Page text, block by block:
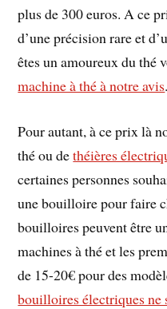
plus de 300 euros. A ce
d’une précision rare et
êtes un amoureux du thé
machine à thé à notre avis.
Pour autant, à ce prix là
thé ou dethéières
certaines personnes
une bouilloire pour faire
bouilloires peuvent être
machines à thé et les
de 15-20€ pour des
bouilloires électriques ne